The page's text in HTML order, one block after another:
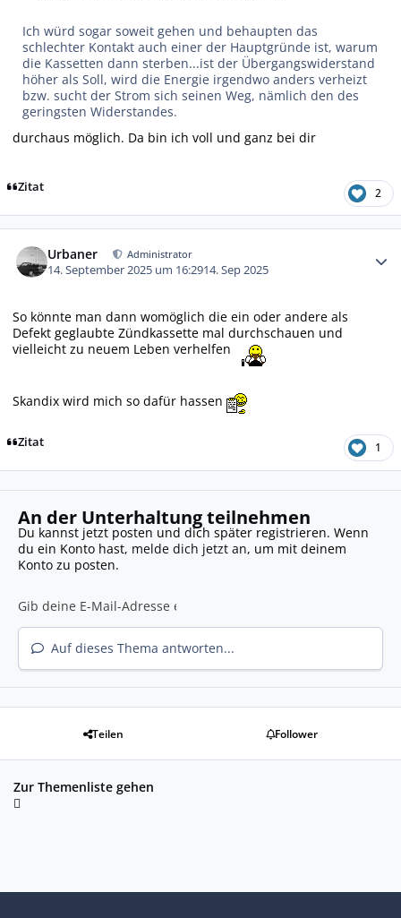
Ich würd sogar soweit gehen und behaupten das
schlechter Kontakt auch einer der Hauptgründe ist, warum
die Kassetten dann sterben...ist der Übergangswiderstand
höher als Soll, wird die Energie irgendwo anders verheizt
bzw. sucht der Strom sich seinen Weg, nämlich den des
geringsten Widerstandes.
durchaus möglich. Da bin ich voll und ganz bei dir
Zitat 2
Urbaner Administrator
14. September 2025 um 16:2914. Sep 2025
So könnte man dann womöglich die ein oder andere als
Defekt geglaubte Zündkassette mal durchschauen und
vielleicht zu neuem Leben verhelfen
Skandix wird mich so dafür hassen
Zitat 1
An der Unterhaltung teilnehmen
Du kannst jetzt posten und dich später registrieren. Wenn
du ein Konto hast, melde dich jetzt an, um mit deinem
Konto zu posten.
Auf dieses Thema antworten...
Teilen Follower
Zur Themenliste gehen